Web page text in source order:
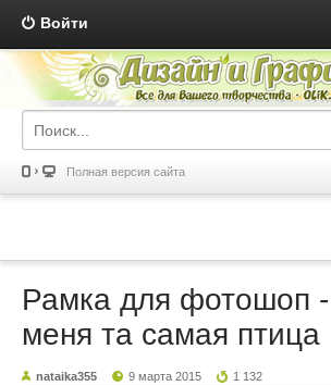
Войти
Полная версия сайта
Рамка для фотошоп
меня та самая птица
nataika355 9 марта 2015 1 132